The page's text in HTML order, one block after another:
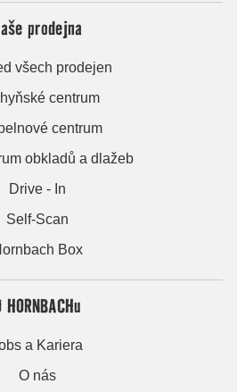
prodejna
všech prodejen
centrum
centrum
obkladů a dlažeb
Drive - In
Self-Scan
Box
HORNBACHu
a Kariera
O nás